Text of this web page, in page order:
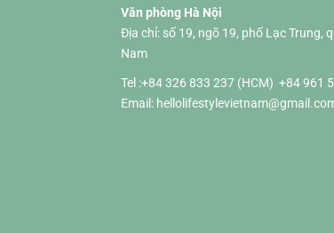
Văn phòng Hà Nội
Địa chỉ: số 19, ngõ 19, phố Lạc Trung,
Nam
Tel :+84 326 833 237 (HCM) +84 961
Email: